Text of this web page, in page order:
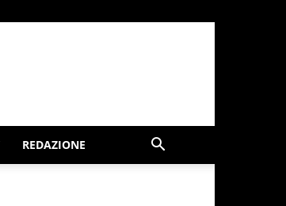
REDAZIONE